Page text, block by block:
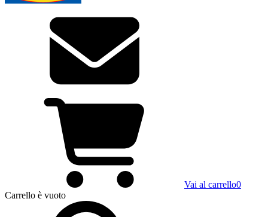
Vai al carrello0
Carrello è vuoto